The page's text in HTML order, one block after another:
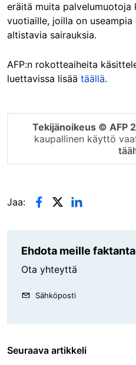
eräitä muita
vuotiaille, joilla on
altistavia sairauksia.
AFP:n rokotteaiheita
luettavissa lisää täällä.
Tekijänoikeus © AFP
kaupallinen käyttö
Jaa:
Ehdota meille
Ota yhteyttä
Sähköposti
Seuraava artikkeli